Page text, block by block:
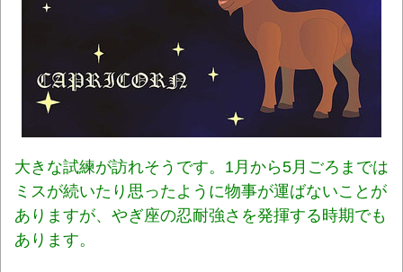
大きな試練が訪れそうです。1月から5月ごろまでは
ミスが続いたり思ったように物事が運ばないことが
ありますが、やぎ座の忍耐強さを発揮する時期でも
あります。